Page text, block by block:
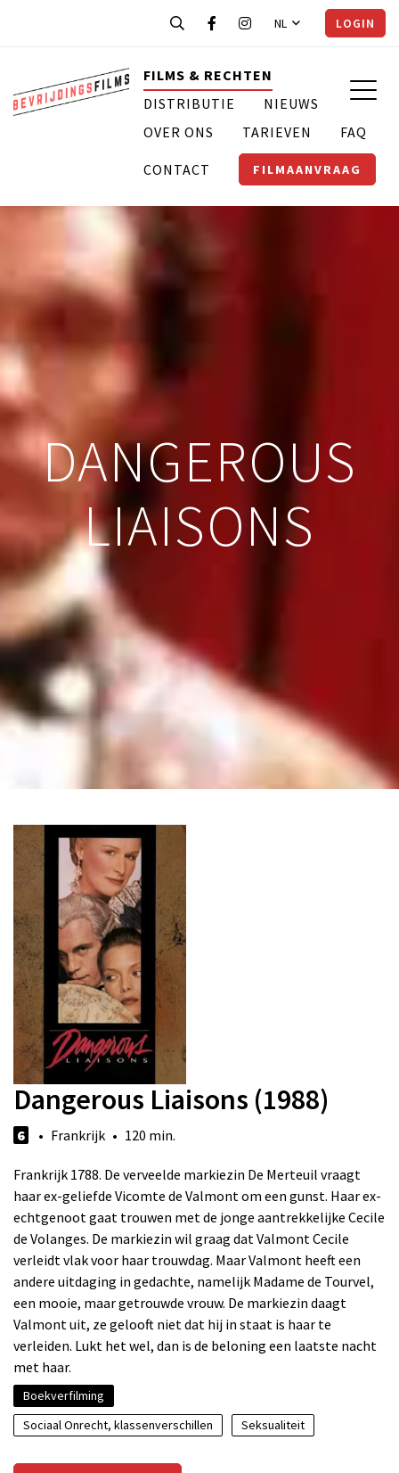
NL LOGIN
FILMS & RECHTEN
DISTRIBUTIE
NIEUWS
OVER ONS
TARIEVEN FAQ
CONTACT FILMAANVRAAG
DANGEROUS
LIAISONS
Dangerous Liaisons (1988)
6 • Frankrijk • 120 min.
Frankrijk 1788. De verveelde markiezin De Merteuil vraagt
haar ex-geliefde Vicomte de Valmont om een gunst. Haar ex-
echtgenoot gaat trouwen met de jonge aantrekkelijke Cecile
de Volanges. De markiezin wil graag dat Valmont Cecile
verleidt vlak voor haar trouwdag. Maar Valmont heeft een
andere uitdaging in gedachte, namelijk Madame de Tourvel,
een mooie, maar getrouwde vrouw. De markiezin daagt
Valmont uit, ze gelooft niet dat hij in staat is haar te
verleiden. Lukt het wel, dan is de beloning een laatste nacht
met haar.
Boekverfilming
Sociaal Onrecht, klassenverschillen
Seksualiteit